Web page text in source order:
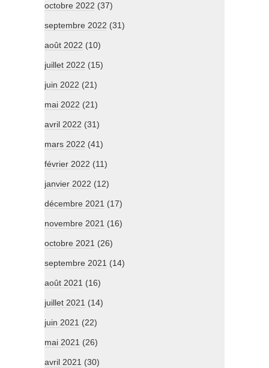
octobre 2022 (37)
septembre 2022 (31)
août 2022 (10)
juillet 2022 (15)
juin 2022 (21)
mai 2022 (21)
avril 2022 (31)
mars 2022 (41)
février 2022 (11)
janvier 2022 (12)
décembre 2021 (17)
novembre 2021 (16)
octobre 2021 (26)
septembre 2021 (14)
août 2021 (16)
juillet 2021 (14)
juin 2021 (22)
mai 2021 (26)
avril 2021 (30)